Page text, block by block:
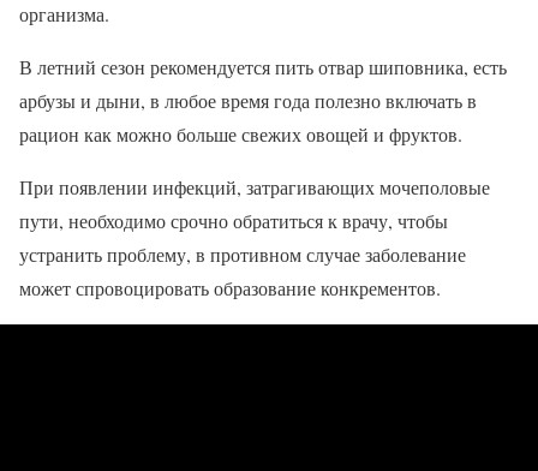
организма.
В летний сезон рекомендуется пить отвар шиповника, есть
арбузы и дыни, в любое время года полезно включать в
рацион как можно больше свежих овощей и фруктов.
При появлении инфекций, затрагивающих мочеполовые
пути, необходимо срочно обратиться к врачу, чтобы
устранить проблему, в противном случае заболевание
может спровоцировать образование конкрементов.